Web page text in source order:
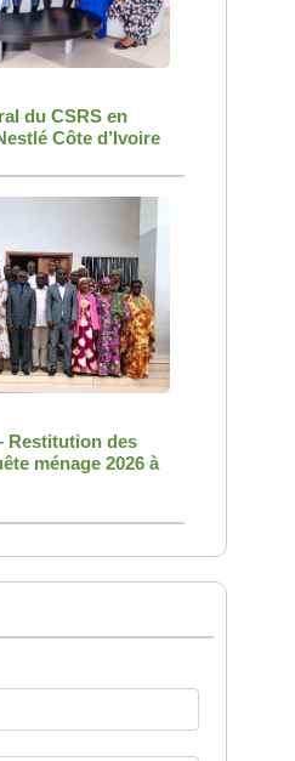
du CSRS en
Côte d’Ivoire
Restitution des
ménage 2026 à